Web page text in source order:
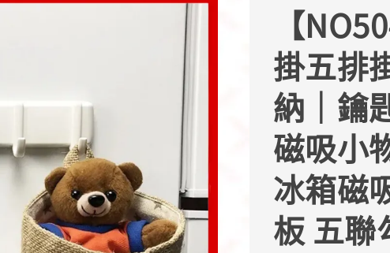
【
掛五排
納｜鑰
磁吸小
冰箱磁
板 五聯